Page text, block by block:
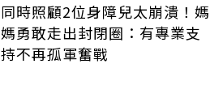
同時照顧2位身障兒太崩潰！媽
媽勇敢走出封閉圈：有專業支
持不再孤軍奮戰